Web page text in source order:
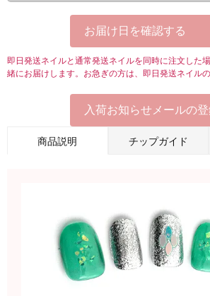
お届け日を確認する
即日発送ネイルと通常発送ネイルを同時に注文した
緒にお届けします。お急ぎの方は、即日発送ネイル
入荷お知らせメールの
商品説明 チップガイド